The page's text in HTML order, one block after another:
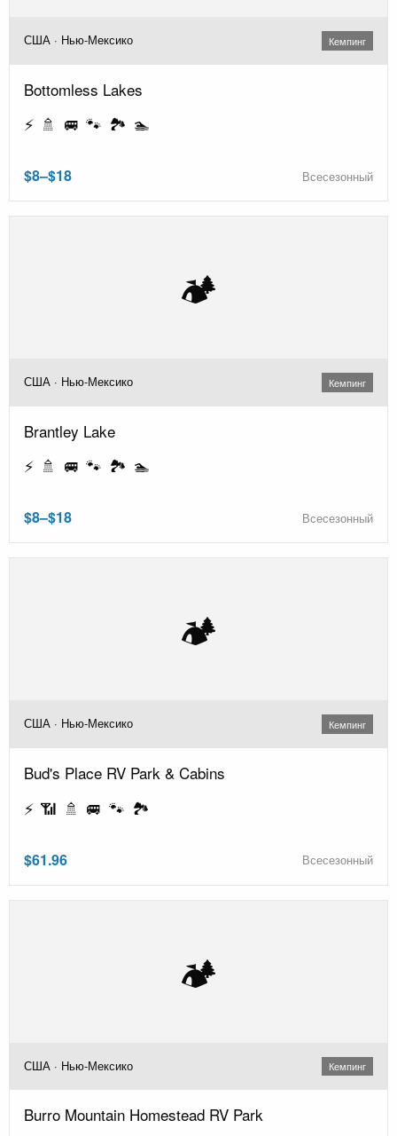
США · Нью-Мексико Кемпинг
Bottomless Lakes
⚡ 🚿 🚐 🐾 🏞️ 🏊
$8–$18 Всесезонный
🏕️
США · Нью-Мексико Кемпинг
Brantley Lake
⚡ 🚿 🚐 🐾 🏞️ 🏊
$8–$18 Всесезонный
🏕️
США · Нью-Мексико Кемпинг
Bud's Place RV Park & Cabins
⚡ 📶 🚿 🚐 🐾 🏞️
$61.96 Всесезонный
🏕️
США · Нью-Мексико Кемпинг
Burro Mountain Homestead RV Park